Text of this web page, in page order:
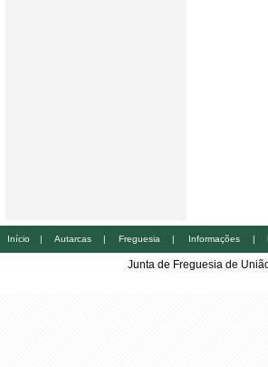
Início | Autarcas | Freguesia | Informações |
Junta de Freguesia de